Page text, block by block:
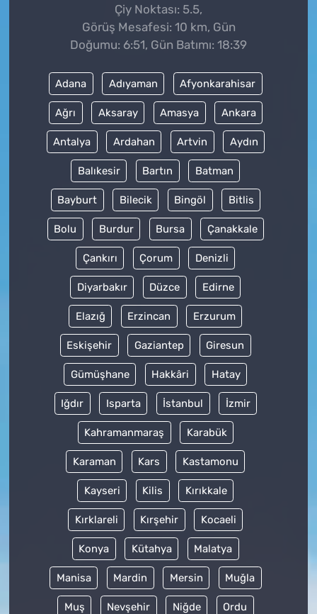
Çiy Noktası: 5.5,
Görüş Mesafesi: 10 km, Gün
Doğumu: 6:51, Gün Batımı: 18:39
Adana Adıyaman Afyonkarahisar
Ağrı Aksaray Amasya Ankara
Antalya Ardahan Artvin Aydın
Balıkesir Bartın Batman
Bayburt Bilecik Bingöl Bitlis
Bolu Burdur Bursa Çanakkale
Çankırı Çorum Denizli
Diyarbakır Düzce Edirne
Elazığ Erzincan Erzurum
Eskişehir Gaziantep Giresun
Gümüşhane Hakkâri Hatay
Iğdır Isparta İstanbul İzmir
Kahramanmaraş Karabük
Karaman Kars Kastamonu
Kayseri Kilis Kırıkkale
Kırklareli Kırşehir Kocaeli
Konya Kütahya Malatya
Manisa Mardin Mersin Muğla
Muş Nevşehir Niğde Ordu